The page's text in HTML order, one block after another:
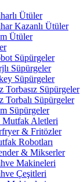
Ütüler
Kazanlı Ütüler
Ütüler
Süpürgeler
Süpürgeler
Süpürgeler
Torbasız Süpürgeler
Torbalı Süpürgeler
Süpürgeler
Aletleri
& Fritözler
Robotları
& Mikserler
Makineleri
Çeşitleri